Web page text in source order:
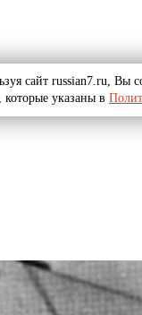
сайт russian7.ru, Вы
которые указаны в